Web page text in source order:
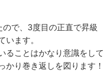
で、3度目の正直で昇級
います。
ることはかなり意識をして
かり巻き返しを図ります！